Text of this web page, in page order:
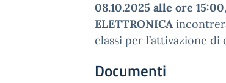
08.10.2025 alle ore 15:00
ELETTRONICA
classi per l’attivazione
Documenti